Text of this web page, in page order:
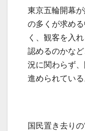
東京五輪開幕
の多くが求め
く、観客を入
認めるのかな
況に関わらず
進められている
国民置き去り